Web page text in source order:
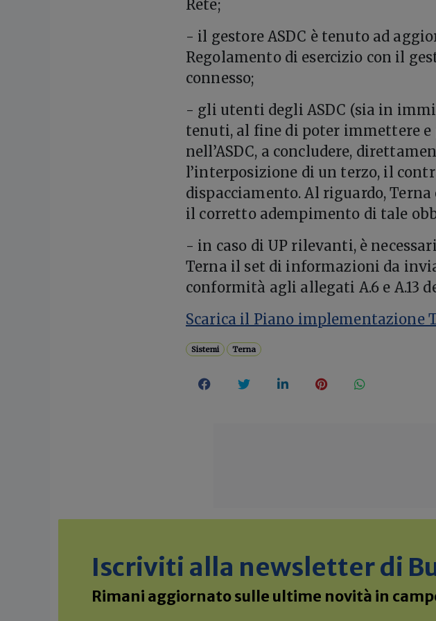
Rete;
- il gestore ASDC è tenuto ad
Regolamento di esercizio con il
connesso;
- gli utenti degli ASDC (sia in
tenuti, al fine di poter immettere e
nell’ASDC, a concludere,
l’interposizione di un terzo, il
dispacciamento. Al riguardo,
il corretto adempimento di tale
- in caso di UP rilevanti, è
Terna il set di informazioni da
conformità agli allegati A.6 e A.13
Scarica il Piano implementazione
Sistemi Terna
Iscriviti alla newsletter di
Rimani aggiornato sulle ultime novità in